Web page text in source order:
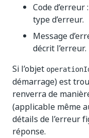
Code
type d’erreur.
Message
décrit l’erreur.
Si l’objet
démarrage) est
renverra de
(applicable même
détails de l’erreur
réponse.